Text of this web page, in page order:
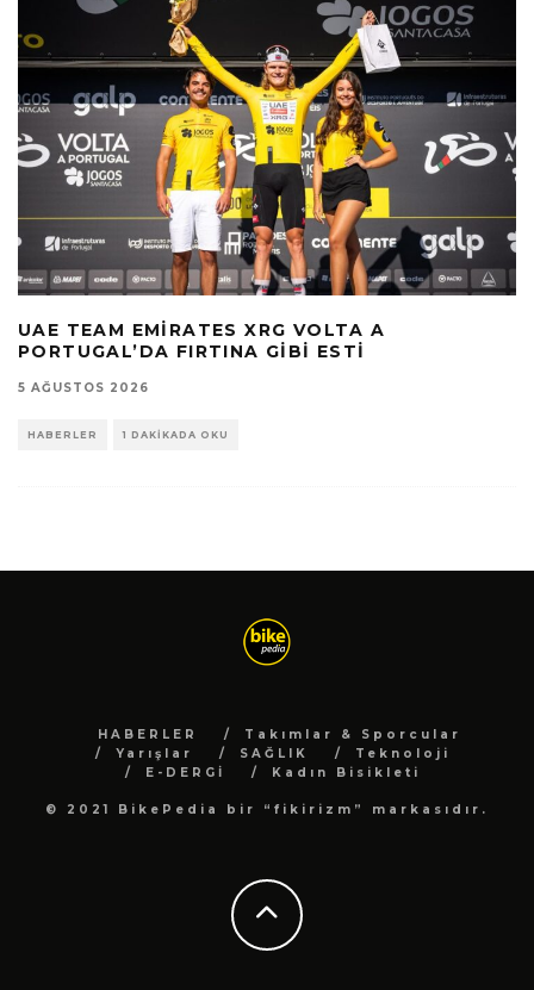
UAE TEAM EMIRATES XRG VOLTA A
PORTUGAL’DA FIRTINA GIBI ESTI
5 AĞUSTOS 2026
HABERLER 1 DAKIKADA OKU
HABERLER
Takımlar & Sporcular
Yarışlar
SAĞLIK
Teknoloji
E-DERGİ
Kadın Bisikleti
© 2021 BikePedia bir “fikirizm” markasıdır.